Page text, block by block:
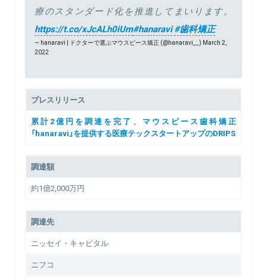
療のスタンダード化を推進してまいります。
https://t.co/xJcALh0iUm#hanaravi#歯科矯正
— hanaravi | ドクターで選ぶマウスピース矯正 (@hanaravi__) March 2,
2022
プレスリリース
累計2億円を調達を完了、マウスピース歯科矯正
「hanaravi」を提供する医療テックスタートアップのDRIPS
調達額
約1億2,000万円
調達先
ニッセイ・キャピタル
ニフコ